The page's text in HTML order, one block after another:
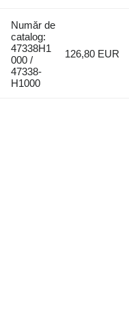
Număr de
catalog:
47338H1
000 /
47338-
H1000
126,80 EUR